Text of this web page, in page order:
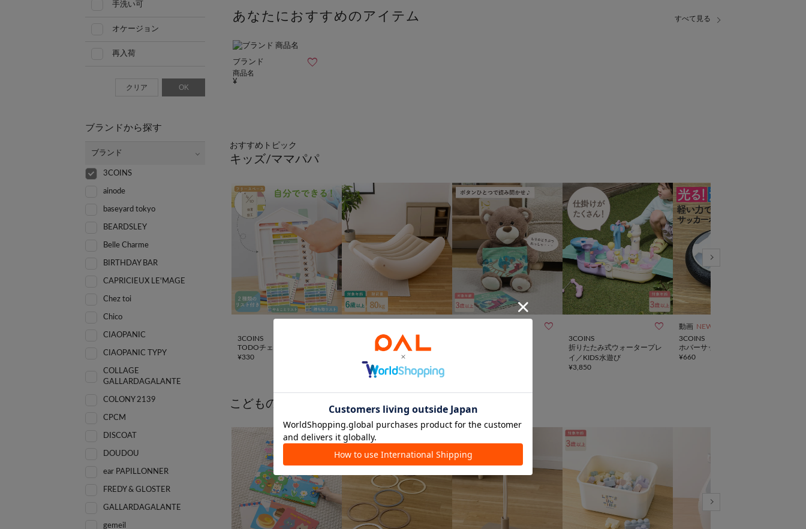
あなたにおすすめのアイテム
ブランド
商品名
おすすめトピック
キッズ/ママパパ
3COINS
TODOチェッカー
¥330
インフレータブルシーソーチ
3,300
 
3COINS
折りたたみ式ウォータープレ
イ／KIDS水遊び
¥3,850
動画 NEW
3COINS
ホバーサッカーボール
¥660
こどもの想像力を豊かにするおもちゃ
手洗い可
オケージョン
再入荷
クリア OK
ブランドから探す
ブランド
3COINS
ainode
baseyard tokyo
BEARDSLEY
Belle Charme
BIRTHDAY BAR
CAPRICIEUX LE'MAGE
Chez toi
Chico
CIAOPANIC
CIAOPANIC TYPY
COLLAGE
GALLARDAGALANTE
COLONY 2139
CPCM
DISCOAT
DOUDOU
ear PAPILLONNER
FREDY & GLOSTER
GALLARDAGALANTE
gemeil